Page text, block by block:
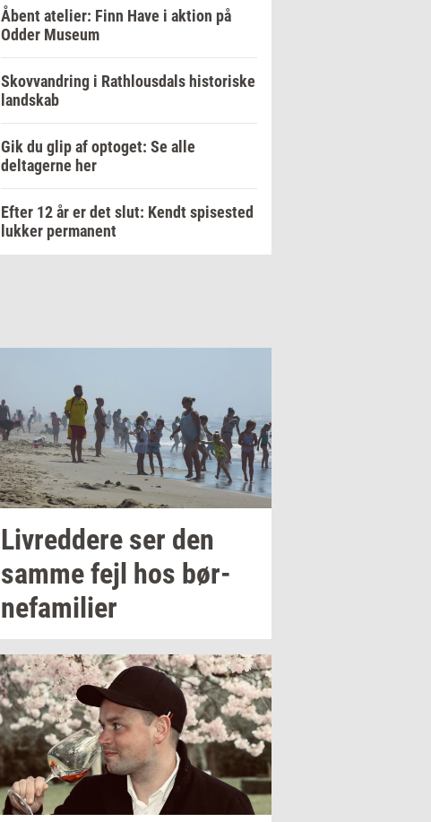
Åbent atelier: Finn Have i aktion på
Odder Museum
Skovvandring i Rathlousdals historiske
landskab
Gik du glip af optoget: Se alle
deltagerne her
Efter 12 år er det slut: Kendt spisested
lukker permanent
Liv­red­dere ser den
samme fejl hos bør­
ne­fa­mi­li­er